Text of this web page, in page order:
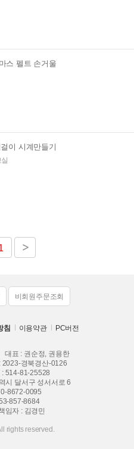
스 펠트 손거울
이 시계만들기
비회원주문조회
침 이용약관 PC버전
대표 : 권순정, 권용한
2023-경북경산-0126
: 514-81-25528
시 달서구 성서서로 6
8672-0095
857-8684
임자 : 김경민
rights reserved.